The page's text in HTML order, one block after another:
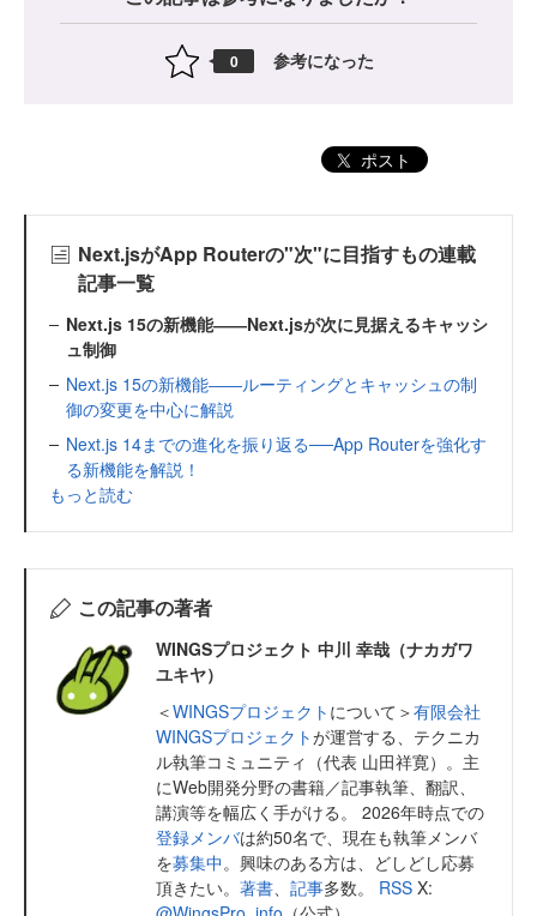
0 参考になった
ポスト
Next.jsがApp Routerの"次"に目指すもの連載
記事一覧
Next.js 15の新機能――Next.jsが次に見据えるキャッシ
ュ制御
Next.js 15の新機能――ルーティングとキャッシュの制
御の変更を中心に解説
Next.js 14までの進化を振り返る──App Routerを強化す
る新機能を解説！
もっと読む
この記事の著者
WINGSプロジェクト 中川 幸哉（ナカガワ
ユキヤ）
＜WINGSプロジェクト について＞有限会社
WINGSプロジェクトが運営する、テクニカ
ル執筆コミュニティ（代表 山田祥寛）。主
にWeb開発分野の書籍／記事執筆、翻訳、
講演等を幅広く手がける。 2026年時点での
登録メンバは約50名で、現在も執筆メンバ
を募集中。興味のある方は、どしどし応募
頂きたい。 著書、 記事多数。 RSS X: